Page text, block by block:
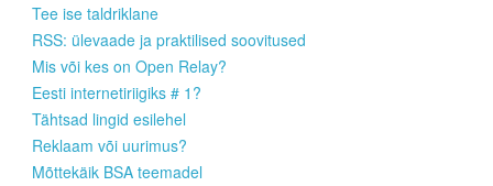
Tee ise taldriklane
RSS: ülevaade ja praktilised soovitused
Mis või kes on Open Relay?
Eesti internetiriigiks # 1?
Tähtsad lingid esilehel
Reklaam või uurimus?
Mõttekäik BSA teemadel